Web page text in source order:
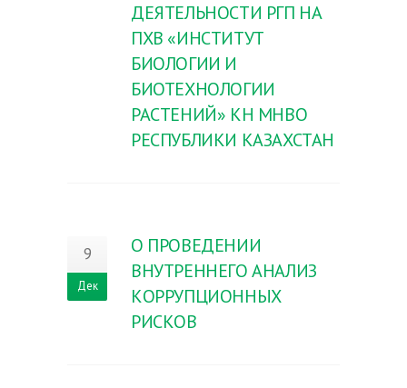
ДЕЯТЕЛЬНОСТИ РГП НА
ПХВ «ИНСТИТУТ
БИОЛОГИИ И
БИОТЕХНОЛОГИИ
РАСТЕНИЙ» КН МНВО
РЕСПУБЛИКИ КАЗАХСТАН
9
Дек
О ПРОВЕДЕНИИ
ВНУТРЕННЕГО АНАЛИЗ
КОРРУПЦИОННЫХ
РИСКОВ